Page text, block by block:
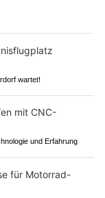
wartet!
und Erfahrung